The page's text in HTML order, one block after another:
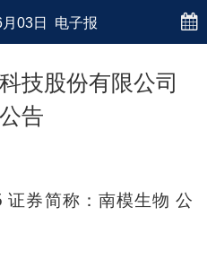
月03日 电子报
技股份有限公司
告
证券简称：南模生物 公